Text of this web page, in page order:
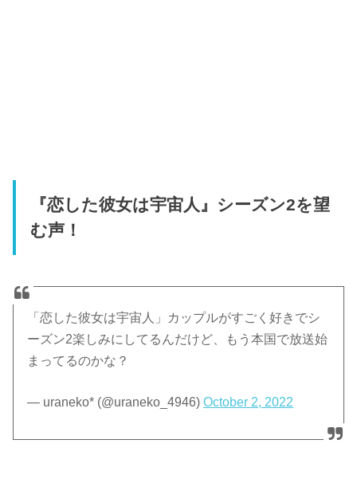
『恋した彼女は宇宙人』シーズン2を望
む声！
「恋した彼女は宇宙人」カップルがすごく好きでシ
ーズン2楽しみにしてるんだけど、もう本国で放送始
まってるのかな？
— uraneko* (@uraneko_4946)October 2, 2022